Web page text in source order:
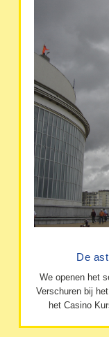
De
We openen het
Verschuren bij
het Casino